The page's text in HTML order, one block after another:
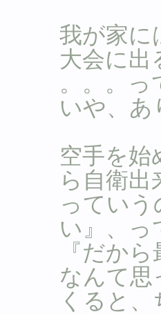
我が家に
大会に出
。。。っ
いや、あ
空手を始
ら自衛
ってい
い』、っ
『だか
なんて思
くると